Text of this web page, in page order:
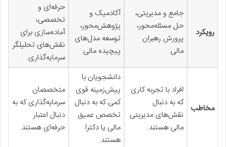
رویکرد
جامع و مدیریتی،
حل مسئله‌محور،
پرورش رهبران
مالی.
آکادمیک و
پژوهش‌محور،
توسعه مدل‌های
پیچیده مالی.
حرفه‌ای و
تخصصی،
آماده‌سازی برای
نقش‌های تحلیلگر
سرمایه‌گذاری.
مخاطب
افراد با تجربه کاری
که به دنبال
نقش‌های مدیریتی
مالی هستند.
دانشجویان با
پیش‌زمینه قوی
کمی که به دنبال
تخصص عمیق
مالی یا دکترا
هستند.
متخصصان
سرمایه‌گذاری که به
دنبال اعتبار
حرفه‌ای هستند.